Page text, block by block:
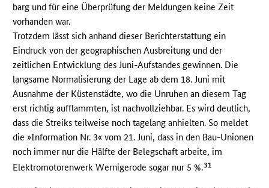
barg und für eine Überprüfung der Meldungen keine Zeit
vorhanden war.
Trotzdem lässt sich anhand dieser Berichterstattung ein
Eindruck von der geographischen Ausbreitung und der
zeitlichen Entwicklung des Juni-Aufstandes gewinnen. Die
langsame Normalisierung der Lage ab dem 18. Juni mit
Ausnahme der Küstenstädte, wo die Unruhen an diesem Tag
erst richtig aufflammten, ist nachvollziehbar. Es wird deutlich,
dass die Streiks teilweise noch tagelang anhielten. So meldet
die »Information Nr. 3« vom 21. Juni, dass in den Bau-Unionen
noch immer nur die Hälfte der Belegschaft arbeite, im
Elektromotorenwerk Wernigerode sogar nur 5 %.31